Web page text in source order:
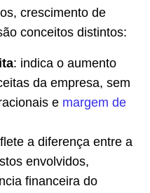
crescimento de
conceitos distintos:
: indica o aumento
da empresa, sem
e margem de
a diferença entre a
envolvidos,
financeira do